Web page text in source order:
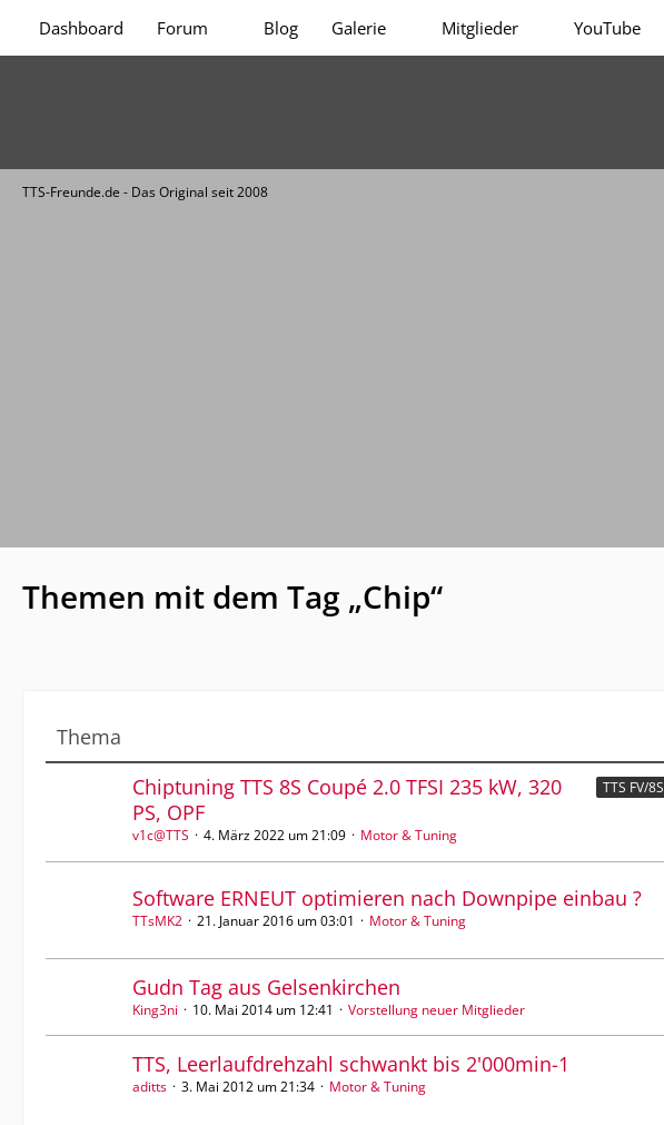
Dashboard Forum Blog Galerie Mitglieder YouTube
TTS-Freunde.de - Das Original seit 2008
Themen mit dem Tag „Chip“
Thema
TTS FV/8S
Chiptuning TTS 8S Coupé 2.0 TFSI 235 kW, 320
PS, OPF
v1c@TTS 4. März 2022 um 21:09 Motor & Tuning
Software ERNEUT optimieren nach Downpipe einbau ?
TTsMK2 21. Januar 2016 um 03:01 Motor & Tuning
Gudn Tag aus Gelsenkirchen
King3ni 10. Mai 2014 um 12:41 Vorstellung neuer Mitglieder
TTS, Leerlaufdrehzahl schwankt bis 2'000min-1
aditts 3. Mai 2012 um 21:34 Motor & Tuning